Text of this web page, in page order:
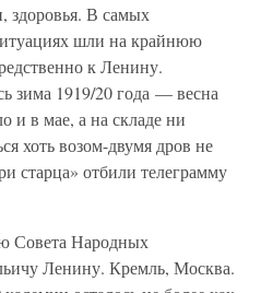
здоровья. В самых
шли на крайнюю
к Ленину.
зима 1919/20 года — весна
и в мае, а на складе ни
хоть возом-двумя дров не
старца» отбили телеграмму
Совета Народных
Ленину. Кремль, Москва.